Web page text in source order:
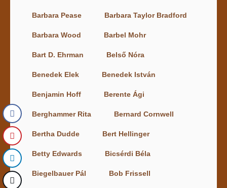
Barbara Pease Barbara Taylor Bradford
Barbara Wood Barbel Mohr
Bart D. Ehrman Belső Nóra
Benedek Elek Benedek István
Benjamin Hoff Berente Ági
Berghammer Rita Bernard Cornwell
Bertha Dudde Bert Hellinger
Betty Edwards Bicsérdi Béla
Biegelbauer Pál Bob Frissell